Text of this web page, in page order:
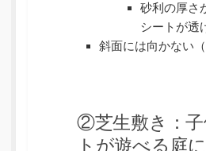
砂利の厚さ
シートが透
斜面には向かない
②芝生敷き：子
トが遊べる庭に